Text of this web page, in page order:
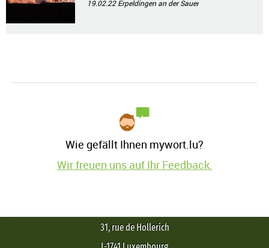
19.02.22Erpeldingen an der Sauer
Wie gefällt Ihnen mywort.lu?
Wir freuen uns auf Ihr Feedback.
31, rue de Hollerich